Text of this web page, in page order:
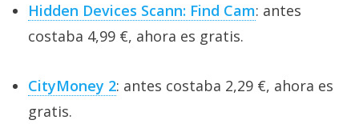
Hidden Devices Scann: Find Cam: antes
costaba 4,99 €, ahora es gratis.
CityMoney 2: antes costaba 2,29 €, ahora es
gratis.